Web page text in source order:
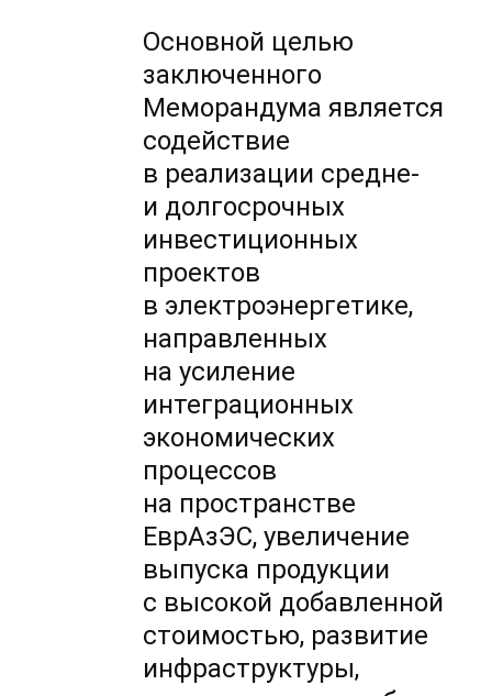
Основной целью
заключенного
Меморандума является
содействие
в реализации средне-
и долгосрочных
инвестиционных
проектов
в электроэнергетике,
направленных
на усиление
интеграционных
экономических
процессов
на пространстве
ЕврАзЭС, увеличение
выпуска продукции
с высокой добавленной
стоимостью, развитие
инфраструктуры,